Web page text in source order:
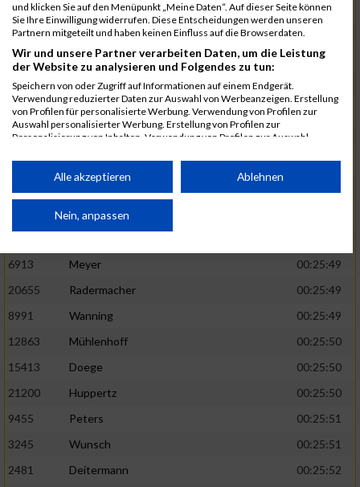
1582 Funken
00:25:42
12220
Cosma
00:25:43
9678
Exner
00:25:43
11817
Schmaul-Klaibee
6812
Koch
00:25:47
9610
Linß
00:25:47
706
Wehmeier
00:25:48
Küpper
Inhoff
6913
Meyer
00:25:49
20655
Radermacher
00:25:49
8991
Wanning
00:25:49
12863
Mühlenhoff
00:25:50
15413
Doege
00:25:50
21200
Huppertz
00:25:50
9455
Peters
00:25:51
3245
Wunsch
00:25:51
2481
Deitermann
00:25:52
und klicken Sie auf den Menüpunkt „Meine Daten“. Auf dieser Seite können
Sie Ihre Einwilligung widerrufen. Diese Entscheidungen werden unseren
Partnern mitgeteilt und haben keinen Einfluss auf die Browserdaten.
Wir und unsere Partner verarbeiten Daten, um die Leistung
der Website zu analysieren und Folgendes zu tun:
Speichern von oder Zugriff auf Informationen auf einem Endgerät.
Verwendung reduzierter Daten zur Auswahl von Werbeanzeigen. Erstellung
von Profilen für personalisierte Werbung. Verwendung von Profilen zur
Auswahl personalisierter Werbung. Erstellung von Profilen zur
Personalisierung von Inhalten. Verwendung von Profilen zur Auswahl
Performance von Inhalten. Analyse von Zielgruppen durch Statistiken oder
Kombinationen von Daten aus verschiedenen Quellen. Entwicklung und
von Inhalten.
Daten können außerhalb der Europäischen Union weitergegeben und in die
Website/App.
Partnerliste anzeigen (1 IAB-Anbieter)
Wir nutzen Ihre Daten für folgende Zwecke:
Speichern von oder Zugriff auf Informationen
auf einem Endgerät
von Werbeanzeigen
Werbung
Alle akzeptieren Ablehnen
Nein, anpassen